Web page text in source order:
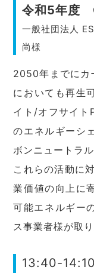
令和5年度
一般社団法人
尚様
2050年までにカ
においても再生
イト/オフサイト
のエネルギーシ
ボンニュートラ
これらの活動に
業価値の向上に
可能エネルギー
ス事業者様が取
13:40-14:10